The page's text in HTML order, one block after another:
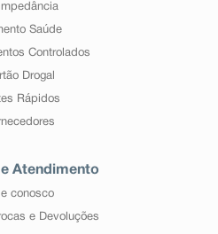
Saúde
Controlados
Drogal
Rápidos
Atendimento
conosco
e Devoluções